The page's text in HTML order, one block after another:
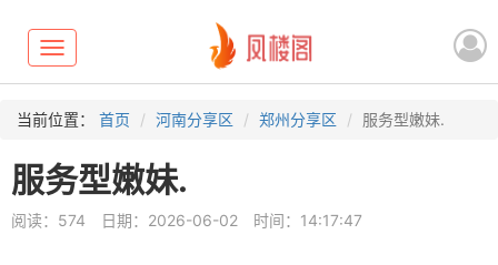
Toggle
navigation
当前位置： 首页 河南分享区 郑州分享区 服务型嫩妹.
服务型嫩妹.
阅读：574 日期：2026-06-02 时间：14:17:47